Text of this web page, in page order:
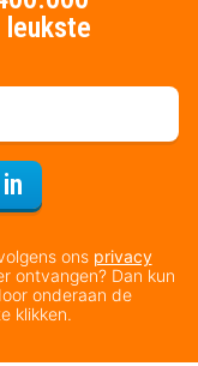
leukste
ons privacy
ontvangen? Dan kun
onderaan de
klikken.